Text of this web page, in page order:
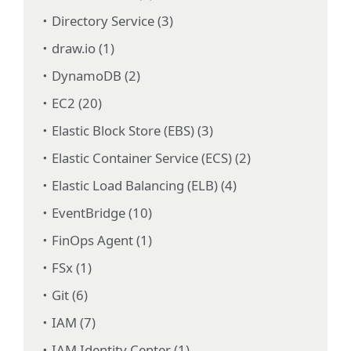
Directory Service (3)
draw.io (1)
DynamoDB (2)
EC2 (20)
Elastic Block Store (EBS) (3)
Elastic Container Service (ECS) (2)
Elastic Load Balancing (ELB) (4)
EventBridge (10)
FinOps Agent (1)
FSx (1)
Git (6)
IAM (7)